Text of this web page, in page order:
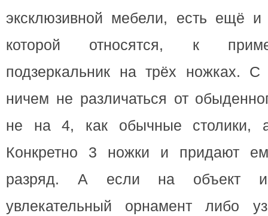
эксклюзивной мебели, есть ещё и
которой относятся, к
подзеркальник на трёх ножках. С
ничем не различаться от
не на 4, как обычные столики,
Конкретно 3 ножки и придают
разряд. А если на объект
увлекательный орнамент либо